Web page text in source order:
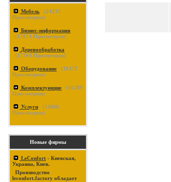
Мебель (24235
Просмотров)
Бизнес-информация
(17874 Просмотров)
Деревообработка
(17764 Просмотров)
Оборудование (16372
Просмотров)
Комплектующие (16289
Просмотров)
Услуги (14866
Просмотров)
Новые фирмы
LeConfort - Киевская,
Украина, Киев.
Производство
leconfort.factory обладает